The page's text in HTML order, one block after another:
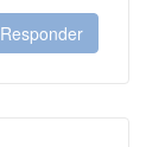
Responder